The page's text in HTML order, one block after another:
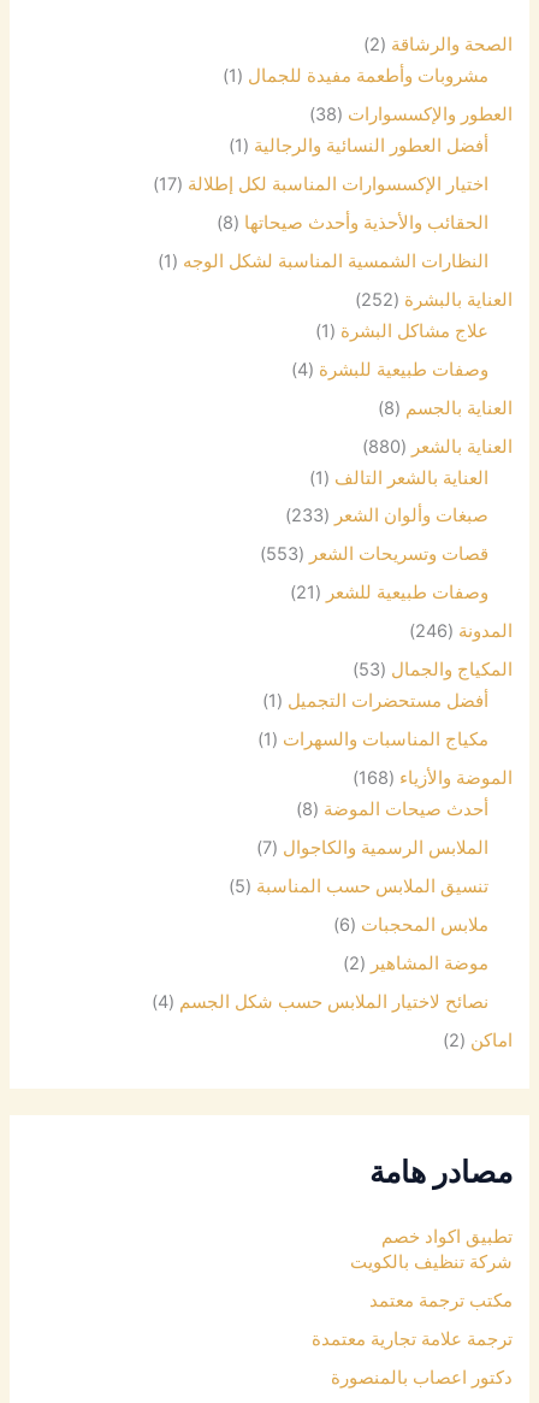
الصحة والرشاقة (2)
مشروبات وأطعمة مفيدة للجمال (1)
العطور والإكسسوارات (38)
أفضل العطور النسائية والرجالية (1)
اختيار الإكسسوارات المناسبة لكل إطلالة (17)
الحقائب والأحذية وأحدث صيحاتها (8)
النظارات الشمسية المناسبة لشكل الوجه (1)
العناية بالبشرة (252)
علاج مشاكل البشرة (1)
وصفات طبيعية للبشرة (4)
العناية بالجسم (8)
العناية بالشعر (880)
العناية بالشعر التالف (1)
صبغات وألوان الشعر (233)
قصات وتسريحات الشعر (553)
وصفات طبيعية للشعر (21)
المدونة (246)
المكياج والجمال (53)
أفضل مستحضرات التجميل (1)
مكياج المناسبات والسهرات (1)
الموضة والأزياء (168)
أحدث صيحات الموضة (8)
الملابس الرسمية والكاجوال (7)
تنسيق الملابس حسب المناسبة (5)
ملابس المحجبات (6)
موضة المشاهير (2)
نصائح لاختيار الملابس حسب شكل الجسم (4)
اماكن (2)
مصادر هامة
تطبيق اكواد خصم
شركة تنظيف بالكويت
مكتب ترجمة معتمد
ترجمة علامة تجارية معتمدة
دكتور اعصاب بالمنصورة